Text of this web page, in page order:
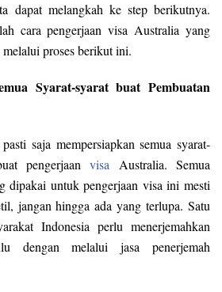
dapat melangkah ke step berikutnya.
cara pengerjaan visa Australia yang
proses berikut ini.
Syarat-syarat buat Pembuatan
saja mempersiapkan semua syarat-
pengerjaanvisa Australia. Semua
dipakai untuk pengerjaan visa ini mesti
jangan hingga ada yang terlupa. Satu
Indonesia perlu menerjemahkan
dengan melalui jasa penerjemah